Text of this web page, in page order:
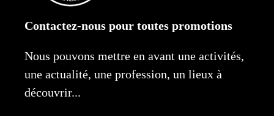
Contactez-nous pour toutes promotions
Nous pouvons mettre en avant une activités,
une actualité, une profession, un lieux à
découvrir...